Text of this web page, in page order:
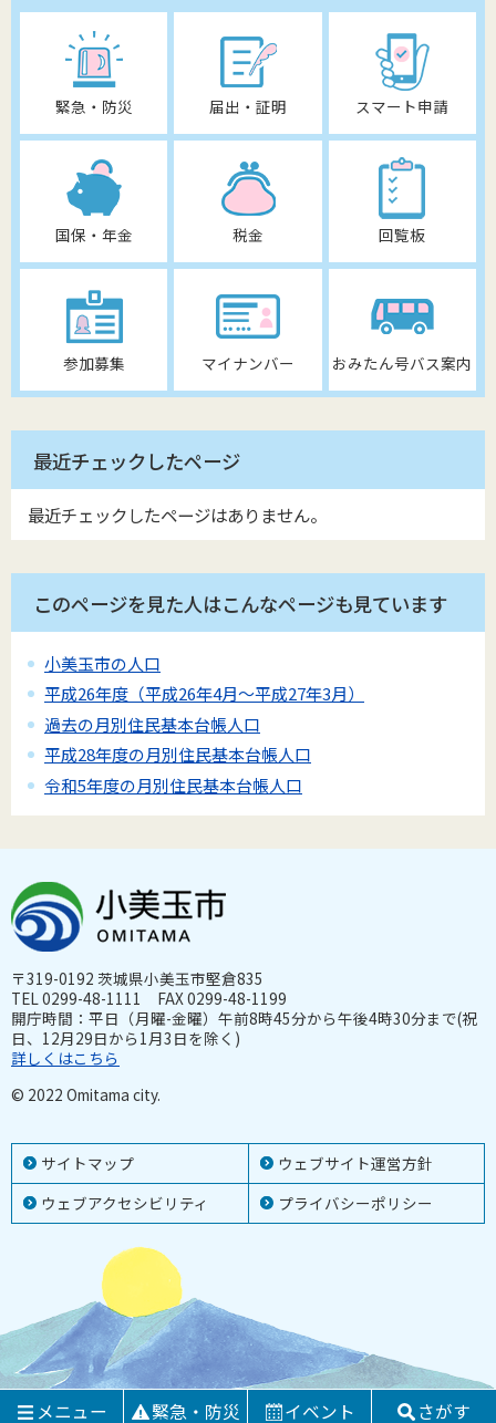
緊急・防災 届出・証明 スマート申請
国保・年金 税金 回覧板
参加募集 マイナンバー おみたん号バス案内
最近チェックしたページ
最近チェックしたページはありません。
このページを見た人はこんなページも見ています
小美玉市の人口
平成26年度（平成26年4月～平成27年3月）
過去の月別住民基本台帳人口
平成28年度の月別住民基本台帳人口
令和5年度の月別住民基本台帳人口
サイトマップ
ウェブサイト運営方針
ウェブアクセシビリティ
プライバシーポリシー
〒319-0192 茨城県小美玉市堅倉835
TEL 0299-48-1111 FAX 0299-48-1199
開庁時間：平日（月曜-金曜）午前8時45分から午後4時30分まで(祝
日、12月29日から1月3日を除く)
詳しくはこちら
© 2022 Omitama city.
メニュー 緊急・防災 イベント さがす